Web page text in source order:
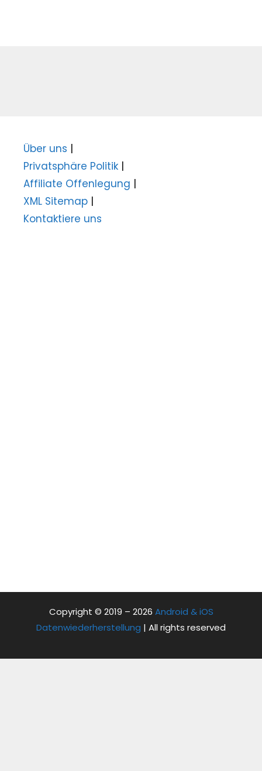
Über uns |
Privatsphäre Politik |
Affiliate Offenlegung |
XML Sitemap |
Kontaktiere uns
Copyright © 2019 – 2026 Android & iOS
Datenwiederherstellung | All rights reserved